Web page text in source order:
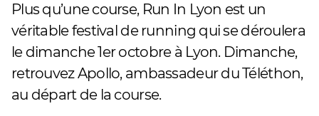
Plus qu’une course, Run In Lyon est un
véritable festival de running qui se déroulera
le dimanche 1er octobre à Lyon. Dimanche,
retrouvez Apollo, ambassadeur du Téléthon,
au départ de la course.